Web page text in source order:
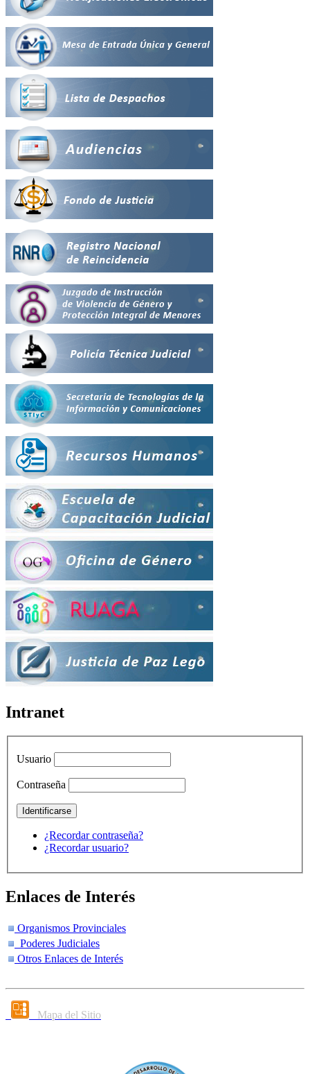
Intranet
Usuario
Contraseña
¿Recordar contraseña?
¿Recordar usuario?
Enlaces de Interés
Organismos Provinciales
Poderes Judiciales
Otros Enlaces de Interés
Mapa del Sitio